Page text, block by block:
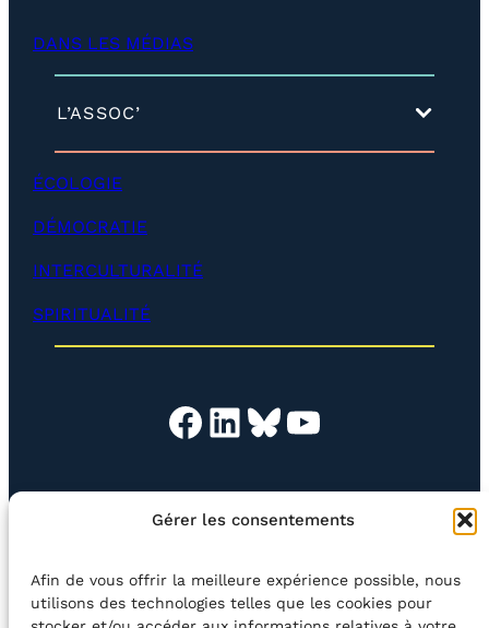
Gérer les consentements
Afin de vous offrir la meilleure expérience possible, nous
utilisons des technologies telles que les cookies pour
p
DANS LES MÉDIAS
L’ASSOC’
é
l
o
p
e
r
)
ÉCOLOGIE
DÉMOCRATIE
INTERCULTURALITÉ
SPIRITUALITÉ
Facebook LinkedIn Bluesky YouTube
EN QUESTION BOUTIQUE NEWSLETTER
CONTACT
Rechercher